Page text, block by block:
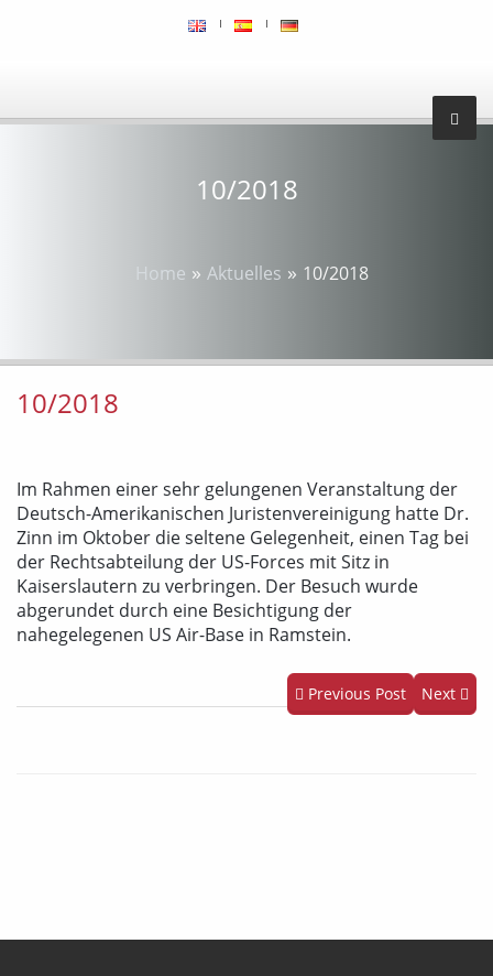
10/2018
Home » Aktuelles » 10/2018
10/2018
Im Rahmen einer sehr gelungenen Veranstaltung der
Deutsch-Amerikanischen Juristenvereinigung hatte Dr.
Zinn im Oktober die seltene Gelegenheit, einen Tag bei
der Rechtsabteilung der US-Forces mit Sitz in
Kaiserslautern zu verbringen. Der Besuch wurde
abgerundet durch eine Besichtigung der
nahegelegenen US Air-Base in Ramstein.
Previous Post Next